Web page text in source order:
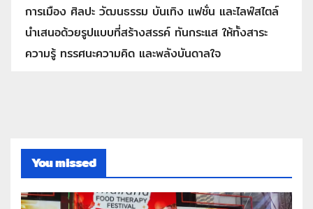
การเมือง ศิลปะ วัฒนธรรม บันเทิง แฟชั่น และไลฟ์สไตล์
นำเสนอด้วยรูปแบบที่สร้างสรรค์ ทันกระแส ให้ทั้งสาระ
ความรู้ ทรรศนะความคิด และพลังบันดาลใจ
You missed